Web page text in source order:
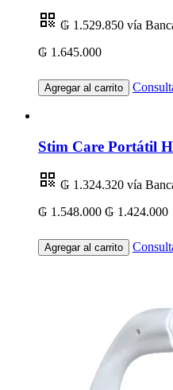
₲ 1.529.850 vía
₲ 1.645.000
Agregar al carrito
Stim Care Portátil
₲ 1.324.320 vía
₲ 1.548.000 ₲ 1.424.000
Agregar al carrito